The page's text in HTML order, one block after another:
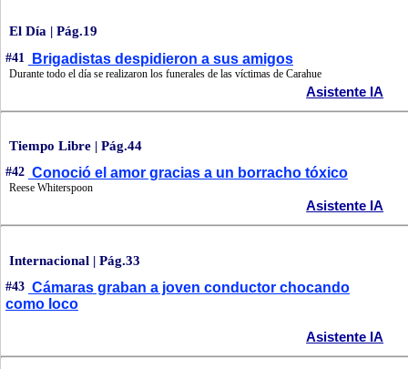
El Día | Pág.19
#41 Brigadistas despidieron a sus amigos
Durante todo el día se realizaron los funerales de las víctimas de Carahue
Asistente IA
Tiempo Libre | Pág.44
#42 Conoció el amor gracias a un borracho tóxico
Reese Whiterspoon
Asistente IA
Internacional | Pág.33
#43 Cámaras graban a joven conductor chocando
como loco
Asistente IA